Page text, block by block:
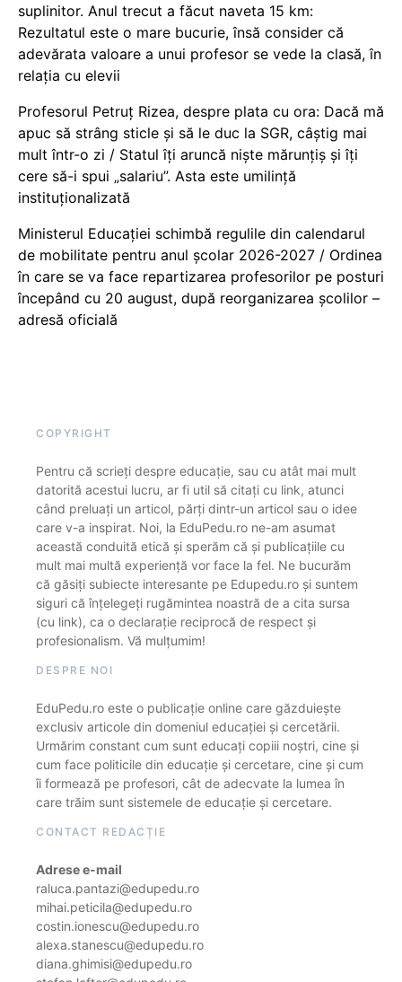
suplinitor. Anul trecut a făcut naveta 15 km:
Rezultatul este o mare bucurie, însă consider că
adevărata valoare a unui profesor se vede la clasă, în
relația cu elevii
Profesorul Petruț Rizea, despre plata cu ora: Dacă mă
apuc să strâng sticle și să le duc la SGR, câștig mai
mult într-o zi / Statul îți aruncă niște mărunțiș și îți
cere să-i spui „salariu”. Asta este umilință
instituționalizată
Ministerul Educației schimbă regulile din calendarul
de mobilitate pentru anul școlar 2026-2027 / Ordinea
în care se va face repartizarea profesorilor pe posturi
începând cu 20 august, după reorganizarea școlilor –
adresă oficială
COPYRIGHT
Pentru că scrieți despre educație, sau cu atât mai mult
datorită acestui lucru, ar fi util să citați cu link, atunci
când preluați un articol, părți dintr-un articol sau o idee
care v-a inspirat. Noi, la EduPedu.ro ne-am asumat
această conduită etică și sperăm că și publicațiile cu
mult mai multă experiență vor face la fel. Ne bucurăm
că găsiți subiecte interesante pe Edupedu.ro și suntem
siguri că înțelegeți rugămintea noastră de a cita sursa
(cu link), ca o declarație reciprocă de respect și
profesionalism. Vă mulțumim!
DESPRE NOI
EduPedu.ro este o publicație online care găzduiește
exclusiv articole din domeniul educației și cercetării.
Urmărim constant cum sunt educați copiii noștri, cine și
cum face politicile din educație și cercetare, cine și cum
îi formează pe profesori, cât de adecvate la lumea în
care trăim sunt sistemele de educație și cercetare.
CONTACT REDACȚIE
Adrese e-mail
raluca.pantazi@edupedu.ro
mihai.peticila@edupedu.ro
costin.ionescu@edupedu.ro
alexa.stanescu@edupedu.ro
diana.ghimisi@edupedu.ro